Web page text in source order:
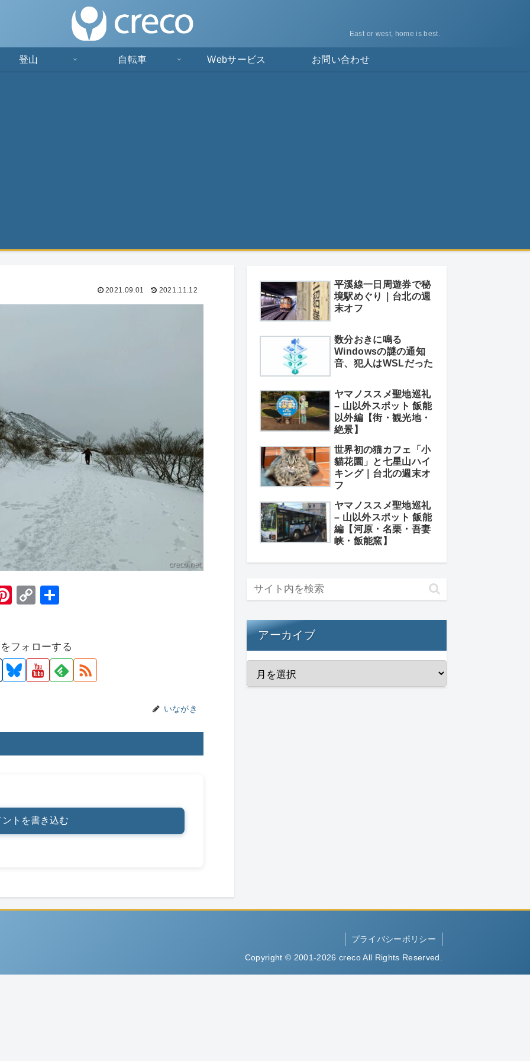
East or west, home is best.
登山 自転車 Webサービス お問い合わせ
2021.09.01 2021.11.12
Pi
e
st
C
y
Li
フォローする
いながき
ントを書き込む
平溪線一日周遊券で秘
境駅めぐり｜台北の週
末オフ
数分おきに鳴る
Windowsの謎の通知
音、犯人はWSLだった
ヤマノススメ聖地巡礼
– 山以外スポット 飯能
以外編【街・観光地・
絶景】
世界初の猫カフェ「小
貓花園」と七星山ハイ
キング｜台北の週末オ
フ
ヤマノススメ聖地巡礼
– 山以外スポット 飯能
編【河原・名栗・吾妻
峡・飯能窯】
アーカイブ
プライバシーポリシー
Copyright © 2001-2026 creco All Rights Reserved.